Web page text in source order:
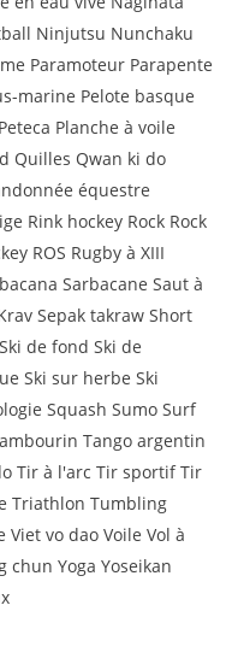
Ninjutsu Nunchaku
Paramoteur Parapente
marine Pelote basque
Planche à voile
Quilles Qwan ki do
équestre
Rink hockey Rock Rock
ROS Rugby à XIII
Sarbacane Saut à
Sepak takraw Short
de fond Ski de
Ski sur herbe Ski
Squash Sumo Surf
Tango argentin
Tir à l'arc Tir sportif Tir
Triathlon Tumbling
vo dao Voile Vol à
chun Yoga Yoseikan